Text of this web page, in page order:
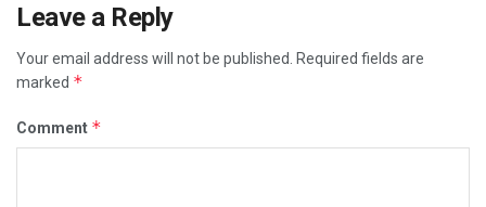
Leave a Reply
Your email address will not be published.
Required fields are
marked *
Comment *